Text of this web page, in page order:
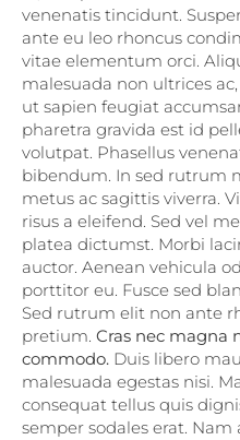
venenatis tincidunt.
ante eu leo rhoncus
vitae elementum orci.
malesuada non ultrices
ut sapien feugiat
pharetra gravida est id
volutpat. Phasellus
bibendum. In sed rutrum
metus ac sagittis viverra.
risus a eleifend. Sed vel
platea dictumst. Morbi
auctor. Aenean vehicula
porttitor eu. Fusce sed
Sed rutrum elit non ante
pretium. Cras nec magna
commodo. Duis libero
malesuada egestas nisi.
consequat tellus quis
semper sodales erat.